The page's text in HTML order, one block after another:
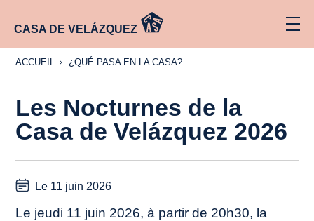
CASA DE VELÁZQUEZ
ACCUEIL
ACCUEIL
¿QUÉ
¿QUÉ PASA EN LA CASA?
Les Nocturnes de la
Casa de Velázquez 2026
Le 11 juin 2026
Le jeudi 11 juin 2026, à partir de 20h30, la